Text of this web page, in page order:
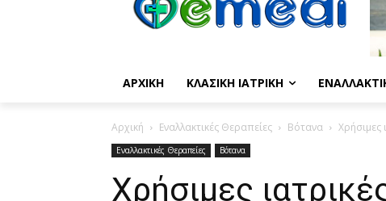
ΑΡΧΙΚΉ ΚΛΑΣΙΚΉ ΙΑΤΡΙΚΉ
Αρχική Εναλλακτικές Θεραπείες Βότανα Χρήσιμες
Εναλλακτικές Θεραπείες Βότανα
Χρήσιμες